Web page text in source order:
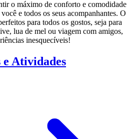
o máximo de conforto e comodidade
e todos os seus acompanhantes. O
para todos os gostos, seja para
lua de mel ou viagem com amigos,
inesquecíveis!
Atividades